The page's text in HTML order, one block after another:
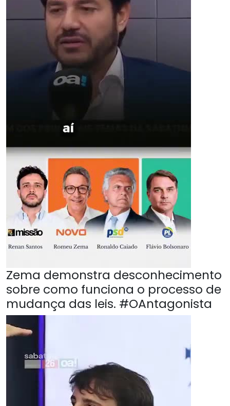
Zema demonstra desconhecimento
sobre como funciona o processo de
mudança das leis. #OAntagonista